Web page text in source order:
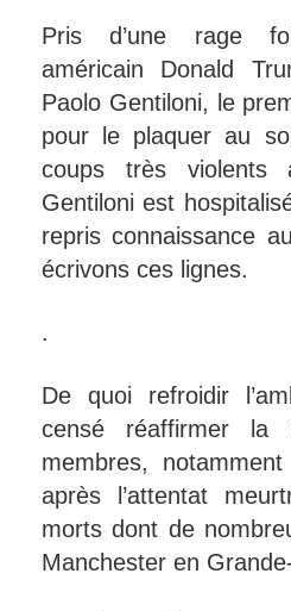
Pris d’une rage
américain Donald
Paolo Gentiloni, le
pour le plaquer au
coups très violents
Gentiloni est
repris connaissance
écrivons ces lignes.
.
De quoi refroidir
censé réaffirmer la
membres,
après l’attentat
morts dont de
Manchester en